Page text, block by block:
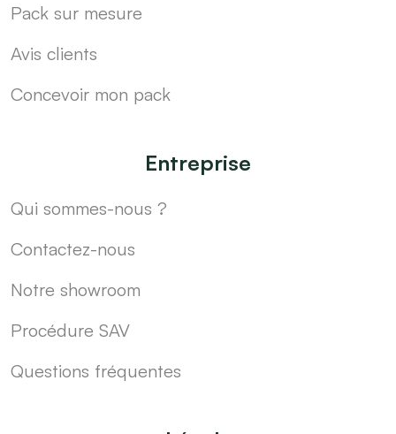
Pack sur mesure
Avis clients
Concevoir mon pack
Entreprise
Qui sommes-nous ?
Contactez-nous
Notre showroom
Procédure SAV
Questions fréquentes